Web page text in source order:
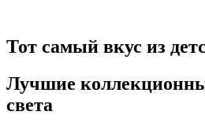
Тот самый вкус из
Лучшие
света